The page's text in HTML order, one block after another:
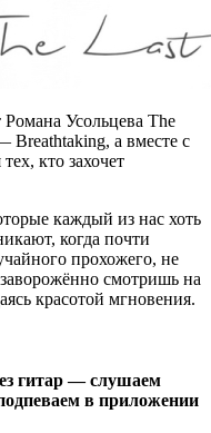
Усольцева The
а вместе с
кто захочет
каждый из нас хоть
когда почти
прохожего, не
смотришь на
красотой мгновения.
гитар — слушаем
в приложении